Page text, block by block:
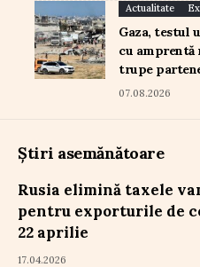
Actualitate
Gaza, testul
cu amprentă
trupe
07.08.2026
Știri asemănătoare
Rusia elimină taxele
pentru exporturile de
22 aprilie
17.04.2026